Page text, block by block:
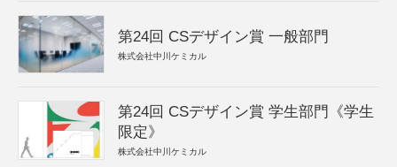
第24回 CSデザイン賞 一般部門
株式会社中川ケミカル
第24回 CSデザイン賞 学生部門《学生
限定》
株式会社中川ケミカル